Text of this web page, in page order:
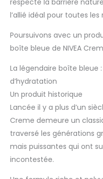
l’allié idéal pour toutes
Poursuivons avec un
boîte bleue de NIVEA
La légendaire boîte bleue
d’hydratation
Un produit historique
Lancée il y a plus d’un
Creme demeure un
traversé les générations
mais puissantes qui ont
incontestée.